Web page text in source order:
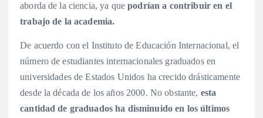
aborda de la ciencia, ya quepodrían a contribuir en el
trabajo de la academia.
De acuerdo con el Instituto de Educación Internacional, el
número de estudiantes internacionales graduados en
universidades de Estados Unidos ha crecido drásticamente
desde la década de los años 2000. No obstante, esta
cantidad de graduados ha disminuido en los últimos